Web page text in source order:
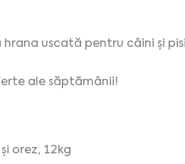
hrana uscată pentru câini și
ale săptămânii!
orez, 12kg